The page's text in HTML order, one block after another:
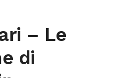
– Le
di